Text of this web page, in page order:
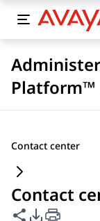
Platform™
Contact center
Contact
共享此页面
PDF 导出选项